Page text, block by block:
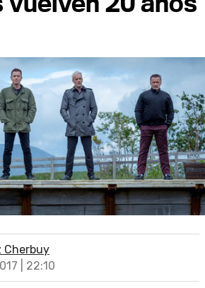
Cherbuy
| 22:10